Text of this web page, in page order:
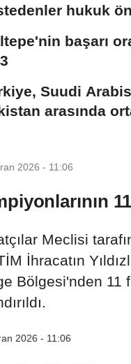
hukuk
başarı
Suudi
arasında
2026 - 11:06
Meclisi
İhracatın
Bölgesi'nden 11
2026 - 11:06